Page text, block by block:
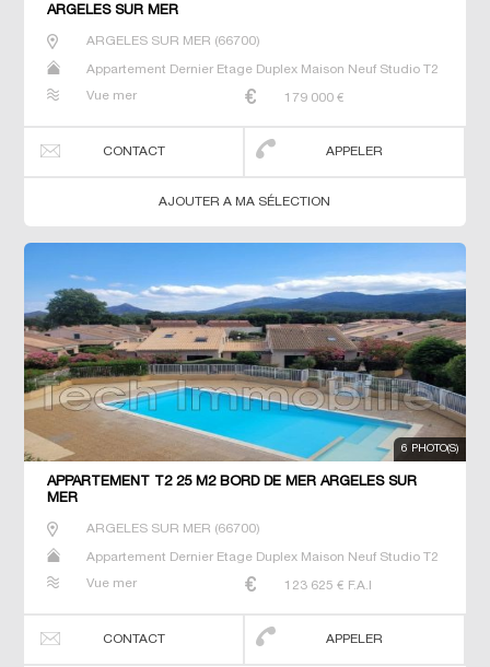
ARGELES SUR MER
ARGELES SUR MER (66700)
Appartement Dernier Etage Duplex Maison Neuf Studio T2
Vue mer
179 000 €
CONTACT APPELER
AJOUTER A MA SÉLECTION
6 PHOTO(S)
APPARTEMENT T2 25 M2 BORD DE MER ARGELES SUR
MER
ARGELES SUR MER (66700)
Appartement Dernier Etage Duplex Maison Neuf Studio T2
Vue mer
123 625 € F.A.I
CONTACT APPELER